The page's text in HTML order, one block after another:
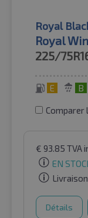
Royal
Royal
225/
E B
Comparer
€ 93.85 TVA
EN
Détails